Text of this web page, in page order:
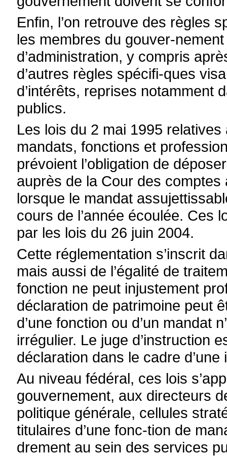
Enfin, l’on retrouve des règles
les membres du gouver-
d’administration, y compris
d’autres règles spécifi-ques
d’intérêts, reprises notamment
publics.
Les lois du 2 mai 1995
mandats, fonctions et
prévoient l’obligation de
auprès de la Cour des comptes
lorsque le mandat
cours de l’année écoulée. Ces
par les lois du 26 juin 2004.
Cette réglementation s’inscrit
mais aussi de l’égalité de
fonction ne peut injustement
déclaration de patrimoine peut
d’une fonction ou d’un mandat
irrégulier. Le juge d’instruction
déclaration dans le cadre
Au niveau fédéral, ces lois
gouvernement, aux directeurs
politique générale, cellules
titulaires d’une fonc-tion de
drement au sein des services